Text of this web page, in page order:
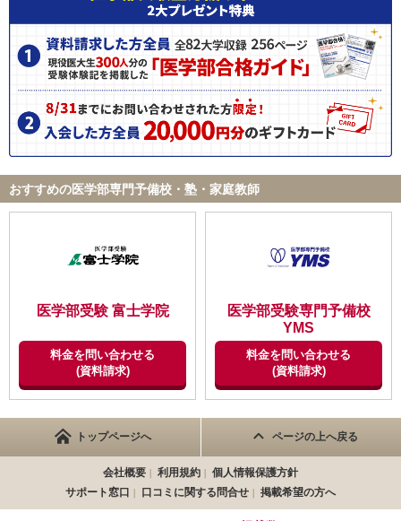
おすすめの医学部専門予備校・塾・家庭教師
医学部受験 富士学院
料金を問い合わせる
(資料請求)
医学部受験専門予備校
YMS
料金を問い合わせる
(資料請求)
トップページへ ページの上へ戻る
会社概要 利用規約
個人情報保護方針
サポート窓口
口コミに関する問合せ 掲載希望の方へ